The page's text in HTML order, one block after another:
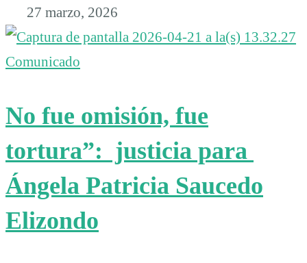
27 marzo, 2026
Comunicado
No fue omisión, fue
tortura”: justicia para
Ángela Patricia Saucedo
Elizondo